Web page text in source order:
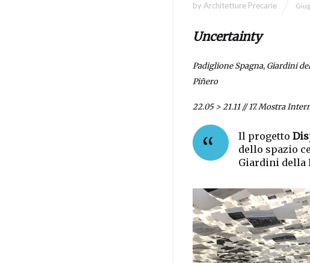
by Architetture Precarie
Uncertainty
Padiglione Spagna, Giardini
Piñero
22.05 > 21.11 // 17. Mostra
Il progetto
dello spazio
Giardini della